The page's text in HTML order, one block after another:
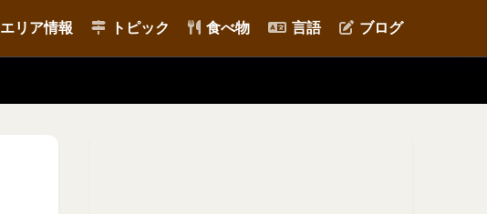
エリア情報 トピック 食べ物 言語 ブログ